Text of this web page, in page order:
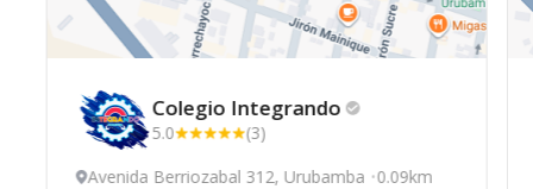
Colegio Integrando
5.0
(3)
Avenida Berriozabal 312, Urubamba 0.09km